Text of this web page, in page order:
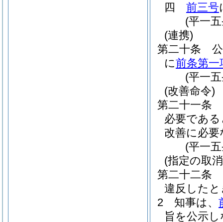
四
前三号
(平一
(連携)
第二十条
に前条第一
(平一
(改善命令)
第二十一条
必要であ
改善に必
(平一
(指定の取
第二十二条
違反した
2
知事は、
旨を公示